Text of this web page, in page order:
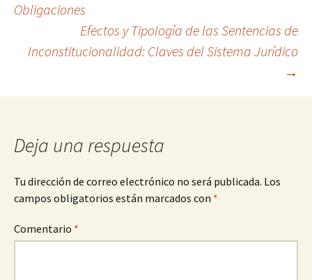
de
entradas
Obligaciones
Efectos y Tipología de las Sentencias de
Inconstitucionalidad: Claves del Sistema Jurídico
→
Deja una respuesta
Tu dirección de correo electrónico no será publicada. Los
campos obligatorios están marcados con *
Comentario *